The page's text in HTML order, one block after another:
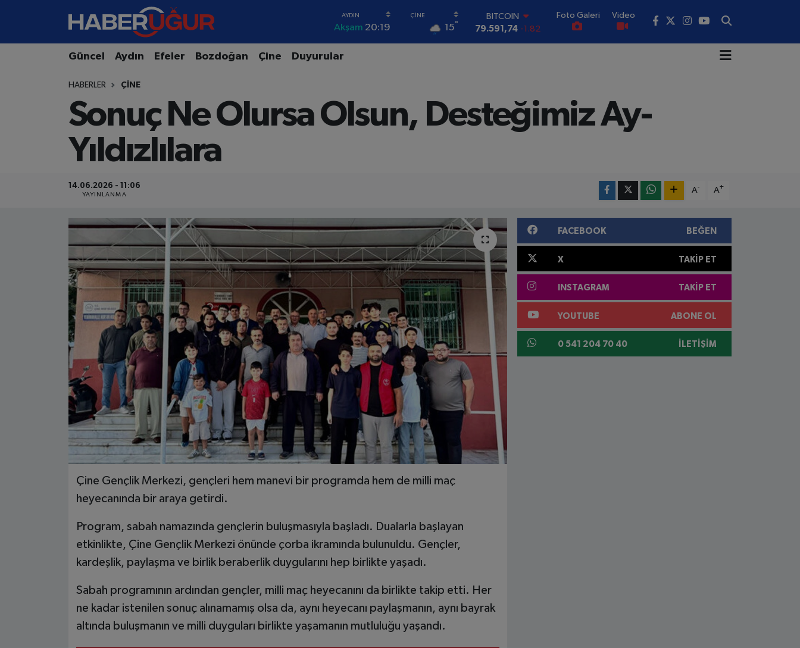
Akşam 20:19 15°
DOLAR
45,43620 0.02
EURO
6862,09000
0.19
BİST100
14.598,00 0
Foto Galeri Video
Güncel Aydın Efeler Bozdoğan Çine Duyurular
HABERLER ÇINE
Sonuç Ne Olursa Olsun, Desteğimiz Ay-
Yıldızlılara
14.06.2026 - 11:06
YAYINLANMA
A- A+
Çine Gençlik Merkezi, gençleri hem manevi bir programda hem de milli maç
heyecanında bir araya getirdi.
Program, sabah namazında gençlerin buluşmasıyla başladı. Dualarla başlayan
etkinlikte, Çine Gençlik Merkezi önünde çorba ikramında bulunuldu. Gençler,
kardeşlik, paylaşma ve birlik beraberlik duygularını hep birlikte yaşadı.
Sabah programının ardından gençler, milli maç heyecanını da birlikte takip etti. Her
ne kadar istenilen sonuç alınamamış olsa da, aynı heyecanı paylaşmanın, aynı bayrak
altında buluşmanın ve milli duyguları birlikte yaşamanın mutluluğu yaşandı.
FACEBOOK BEĞEN
X TAKIP ET
INSTAGRAM TAKIP ET
YOUTUBE ABONE OL
0 541 204 70 40 İLETIŞIM
Aydın Nöbetçi Eczaneler
Aydın Namaz Vakitleri
Aydın Trafik Yoğunluk Haritası
Tüm Manşetler
Son Dakika Haberleri
Haber Arşivi